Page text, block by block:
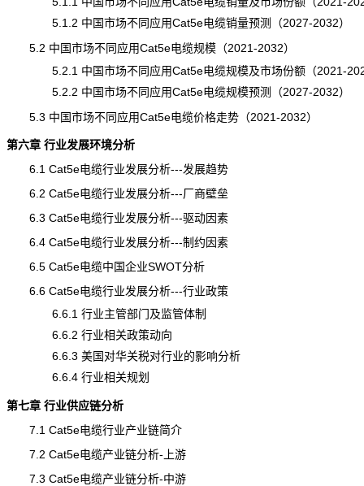
5.1.2 中国市场不同应用Cat5e电缆销量预测（2027-2032）
5.2 中国市场不同应用Cat5e电缆规模（2021-2032）
5.2.1 中国市场不同应用Cat5e电缆规模及市场份额（2021-
5.2.2 中国市场不同应用Cat5e电缆规模预测（2027-2032）
5.3 中国市场不同应用Cat5e电缆价格走势（2021-2032）
第六章 行业发展环境分析
6.1 Cat5e电缆行业发展分析---发展趋势
6.2 Cat5e电缆行业发展分析---厂商壁垒
6.3 Cat5e电缆行业发展分析---驱动因素
6.4 Cat5e电缆行业发展分析---制约因素
6.5 Cat5e电缆中国企业SWOT分析
6.6 Cat5e电缆行业发展分析---行业政策
6.6.1 行业主管部门及监管体制
6.6.2 行业相关政策动向
6.6.3 美国对华关税对行业的影响分析
6.6.4 行业相关规划
第七章 行业供应链分析
7.1 Cat5e电缆行业产业链简介
7.2 Cat5e电缆产业链分析-上游
7.3 Cat5e电缆产业链分析-中游